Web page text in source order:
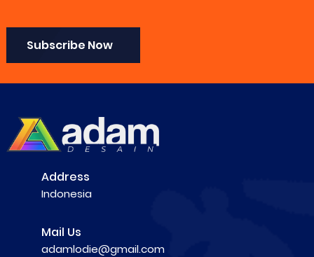
Subscribe Now
Address
Indonesia
Mail Us
adamlodie@gmail.com